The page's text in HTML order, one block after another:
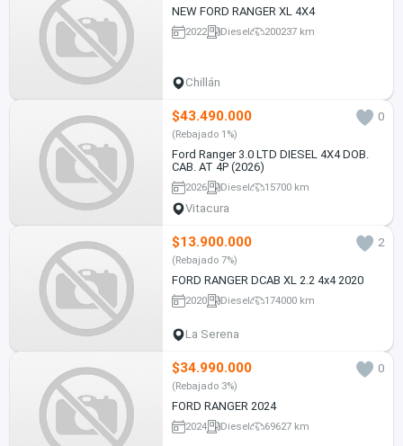
NEW FORD RANGER XL 4X4
2022 Diesel 200237 km
Chillán
$43.490.000 0
(Rebajado 1%)
Ford Ranger 3.0 LTD DIESEL 4X4 DOB.
CAB. AT 4P (2026)
2026 Diesel 15700 km
Vitacura
$13.900.000 2
(Rebajado 7%)
FORD RANGER DCAB XL 2.2 4x4 2020
2020 Diesel 174000 km
La Serena
$34.990.000 0
(Rebajado 3%)
FORD RANGER 2024
2024 Diesel 69627 km